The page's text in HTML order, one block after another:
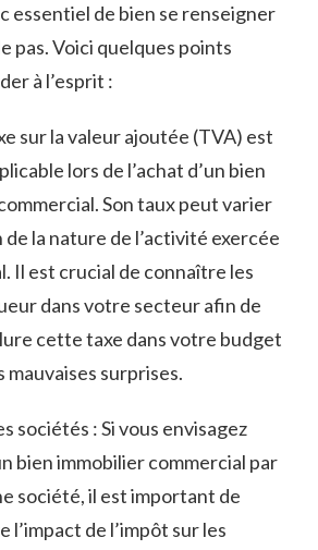
essentiel‍ de bien se renseigner
pas.⁣ Voici ⁢quelques points
à l’esprit :
sur la ​valeur ajoutée​ (TVA)⁢ est⁤
lors​ de l’achat d’un bien
Son​ taux ⁣peut varier⁤
la nature de⁣ l’activité exercée
Il est crucial de connaître les
dans‌ votre secteur afin de​
cette taxe dans votre budget
mauvaises surprises.
⁢sociétés : Si vous envisagez
⁣bien immobilier commercial par
⁤société,‍ il est ⁣important de
​l’impact de l’impôt sur les